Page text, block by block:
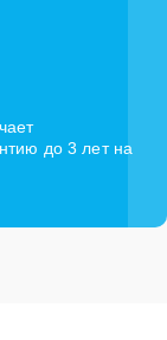
до 3 лет на